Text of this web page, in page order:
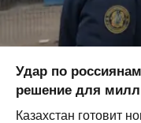
Удар по
решение для
Казахстан готовит